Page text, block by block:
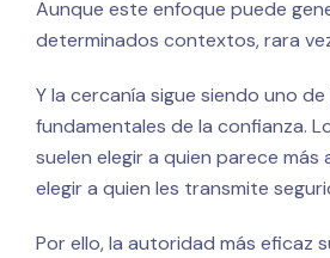
Aunque este enfoque puede
determinados contextos, rara
Y la cercanía sigue siendo uno
fundamentales de la confianza.
suelen elegir a quien parece más
elegir a quien les transmite
Por ello, la autoridad más eficaz